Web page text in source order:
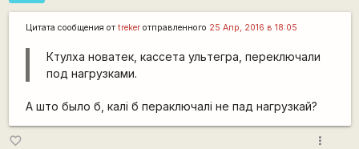
Цитата сообщения от trekerотправленного 25 Апр, 2016 в 18:05
Ктулха новатек, кассета ультегра, переключали
под нагрузками.
А што было б, калі б пераключалі не пад нагрузкай?
favorite_border more_vert